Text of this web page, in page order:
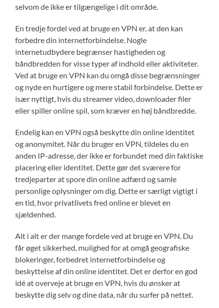
selvom de ikke er tilgængelige i dit område.
En tredje fordel ved at bruge en VPN er, at den kan
forbedre din internetforbindelse. Nogle
internetudbydere begrænser hastigheden og
båndbredden for visse typer af indhold eller aktiviteter.
Ved at bruge en VPN kan du omgå disse begrænsninger
og nyde en hurtigere og mere stabil forbindelse. Dette er
især nyttigt, hvis du streamer video, downloader filer
eller spiller online spil, som kræver en høj båndbredde.
Endelig kan en VPN også beskytte din online identitet
og anonymitet. Når du bruger en VPN, tildeles du en
anden IP-adresse, der ikke er forbundet med din faktiske
placering eller identitet. Dette gør det sværere for
tredjeparter at spore din online adfærd og samle
personlige oplysninger om dig. Dette er særligt vigtigt i
en tid, hvor privatlivets fred online er blevet en
sjældenhed.
Alt i alt er der mange fordele ved at bruge en VPN. Du
får øget sikkerhed, mulighed for at omgå geografiske
blokeringer, forbedret internetforbindelse og
beskyttelse af din online identitet. Det er derfor en god
idé at overveje at bruge en VPN, hvis du ønsker at
beskytte dig selv og dine data, når du surfer på nettet.